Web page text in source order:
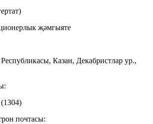
җәмгыяте
Казан, Декабристлар ур.,
почтасы: